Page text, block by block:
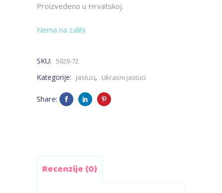
Proizvedeno u Hrvatskoj.
Nema na zalihi
SKU: 5029-72
Kategorije: Jastuci, Ukrasni jastuci
Share:
Recenzije (0)